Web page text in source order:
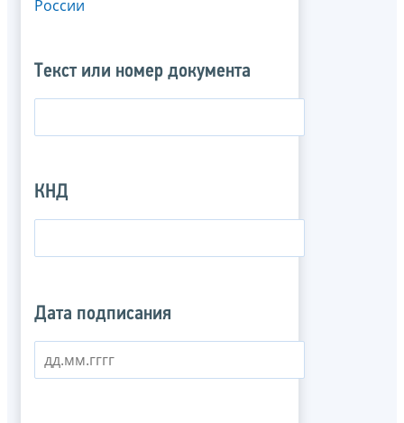
России
Текст или номер документа
КНД
Дата подписания